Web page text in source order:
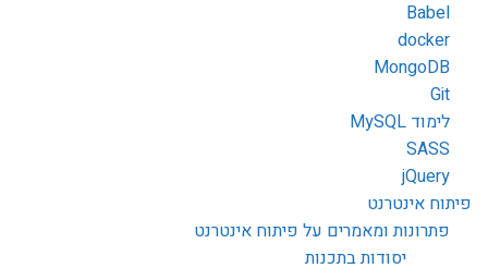
Babel
docker
MongoDB
Git
לימוד MySQL
SASS
jQuery
פיתוח אינטרנט
פתרונות ומאמרים על פיתוח אינטרנט
יסודות בתכנות